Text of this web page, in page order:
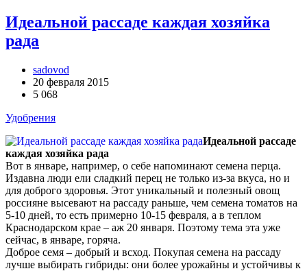
Идеальной рассаде каждая хозяйка
рада
sadovod
20 февраля 2015
5 068
Удобрения
Идеальной рассаде
каждая хозяйка рада
Вот в январе, например, о себе напоминают семена перца.
Издавна люди ели сладкий перец не только из-за вкуса, но и
для доброго здоровья. Этот уникальный и полезный овощ
россияне высевают на рассаду раньше, чем семена томатов на
5-10 дней, то есть примерно 10-15 февраля, а в теплом
Краснодарском крае – аж 20 января. Поэтому тема эта уже
сейчас, в январе, горяча.
Доброе семя – добрый и всход. Покупая семена на рассаду
лучше выбирать гибриды: они более урожайны и устойчивы к